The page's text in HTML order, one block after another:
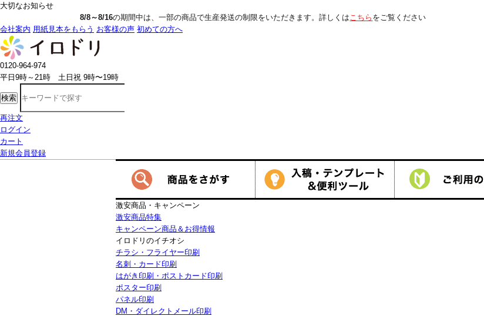
大切なお知らせ
の期間中は、一部の商品で生産発送の制限をいただきます。詳しくはこちらをご覧ください
会社案内 用紙見本をもらう お客様の声 初めての方へ
0120-964-974
平日9時～21時 土日祝 9時〜19時
検索
再注文
ログイン
カート
新規会員登録
激安商品・キャンペーン
激安商品特集
キャンペーン商品＆お得情報
イロドリのイチオシ
チラシ・フライヤー印刷
名刺・カード印刷
はがき印刷・ポストカード印刷
ポスター印刷
パネル印刷
DM・ダイレクトメール印刷